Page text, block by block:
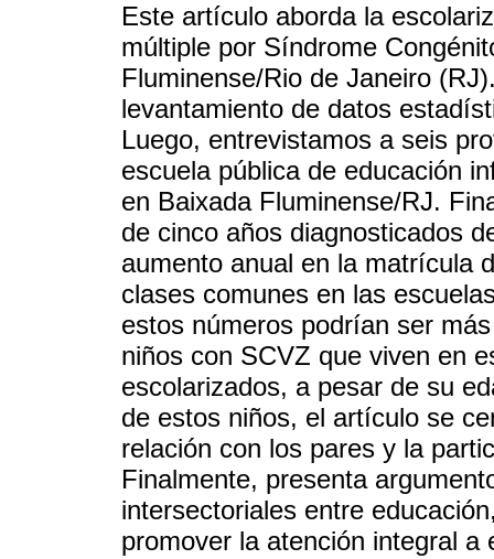
Este artículo aborda la
múltiple por Síndrome
Fluminense/Rio de Janeiro
levantamiento de datos
Luego, entrevistamos a seis
escuela pública de educación
en Baixada Fluminense/RJ.
de cinco años diagnosticados
aumento anual en la matrícula
clases comunes en las
estos números podrían ser
niños con SCVZ que viven en
escolarizados, a pesar de su
de estos niños, el artículo se
relación con los pares y la
Finalmente, presenta
intersectoriales entre
promover la atención integral